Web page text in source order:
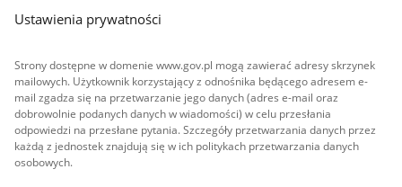
Ustawienia prywatności
Strony dostępne w domenie www.gov.pl mogą zawierać adresy skrzynek
mailowych. Użytkownik korzystający z odnośnika będącego adresem e-
mail zgadza się na przetwarzanie jego danych (adres e-mail oraz
dobrowolnie podanych danych w wiadomości) w celu przesłania
odpowiedzi na przesłane pytania. Szczegóły przetwarzania danych przez
każdą z jednostek znajdują się w ich politykach przetwarzania danych
osobowych.